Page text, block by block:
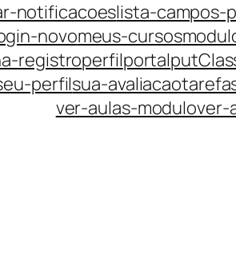
notificacoeslista-campos-
novomeus-cursos
registroperfilportal
perfilsua-avaliacao
ver-aulas-modulover-